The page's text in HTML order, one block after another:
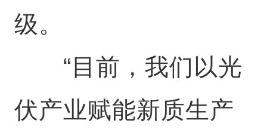
级。
“目前，我们以光
伏产业赋能新质生产